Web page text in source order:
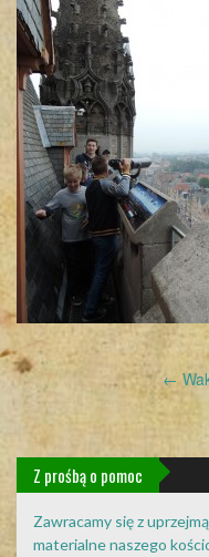
Post
navigation
←
Z prośbą o pomoc
Zawracamy się z
materialne naszego